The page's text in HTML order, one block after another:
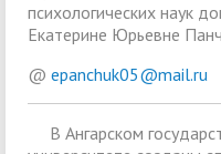
психологических наук
Екатерине Юрьевне
@ epanchuk05@mail.ru
В Ангарском